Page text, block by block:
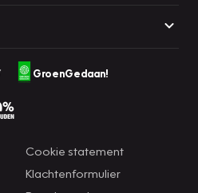
GroenGedaan!
Cookie statement
Klachtenformulier